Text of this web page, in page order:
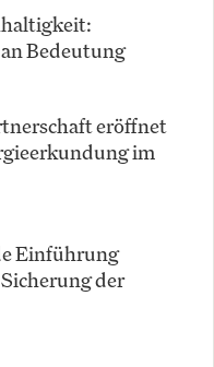
Bedeutung
eröffnet
im
Einführung
der